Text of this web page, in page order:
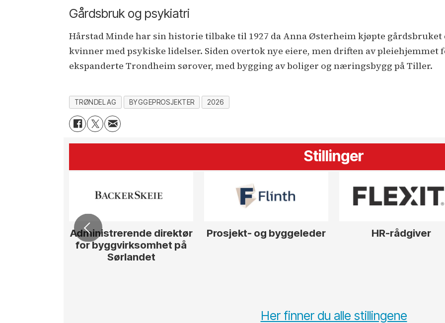
Gårdsbruk og psykiatri
Hårstad Minde har sin historie tilbake til 1927 da Anna Østerheim kjøpte
kvinner med psykiske lidelser. Siden overtok nye eiere, men driften av pleiehjemmet
ekspanderte Trondheim sørover, med bygging av boliger og næringsbygg på Tiller.
TRØNDELAG BYGGEPROSJEKTER 2026
Stillinger
Administrerende direktør
for byggvirksomhet på
Sørlandet
Prosjekt- og byggeleder HR-rådgiver
Her finner du alle stillingene